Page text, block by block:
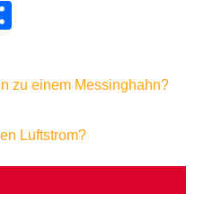
zu einem Messinghahn?
Luftstrom?